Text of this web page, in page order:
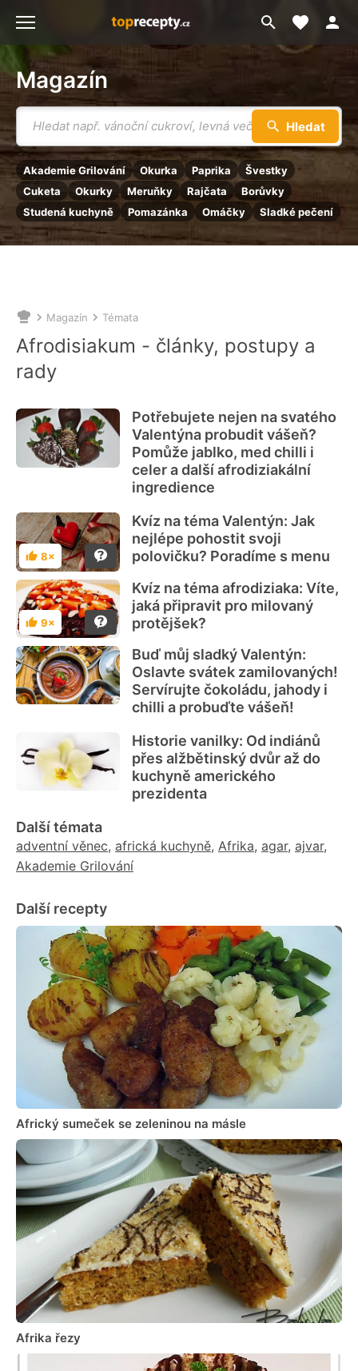
Magazín
Vyhledávání
Hledat
Akademie Grilování Okurka Paprika
Švestky
Cuketa
Okurky Meruňky Rajčata
Borůvky
Studená kuchyně
Pomazánka Omáčky Sladké pečení
Přejít
Moje
Nacházíte
se
zde:
Magazín Témata
Afrodisiakum - články, postupy a
rady
Potřebujete nejen na svatého
Valentýna probudit vášeň?
Pomůže jablko, med chilli i
celer a další afrodiziakální
ingredience
Hodnocení
8×
Kvíz na téma Valentýn: Jak
nejlépe pohostit svoji
polovičku? Poradíme s menu
Hodnocení
9×
Kvíz na téma afrodiziaka: Víte,
jaká připravit pro milovaný
protějšek?
Buď můj sladký Valentýn:
Oslavte svátek zamilovaných!
Servírujte čokoládu, jahody i
chilli a probuďte vášeň!
Historie vanilky: Od indiánů
přes alžbětinský dvůr až do
kuchyně amerického
prezidenta
Další témata
adventní věnec, africká kuchyně, Afrika, agar, ajvar,
Akademie Grilování
Další recepty
Africký sumeček se zeleninou na másle
Afrika řezy